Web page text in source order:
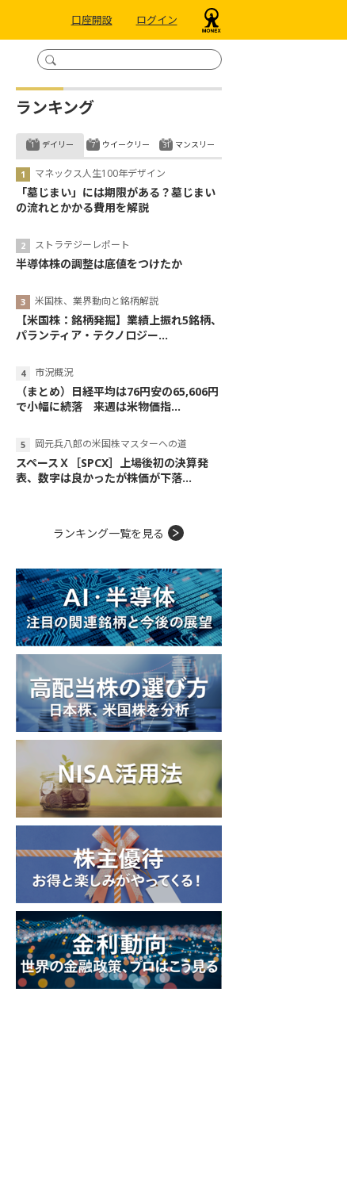
口座開設 ログイン
ランキング
デイリー
マネックス人生100年デザイン
「墓じまい」には期限がある？墓じまい
の流れとかかる費用を解説
ストラテジーレポート
半導体株の調整は底値をつけたか
米国株、業界動向と銘柄解説
【米国株：銘柄発掘】業績上振れ5銘柄、
パランティア・テクノロジー...
市況概況
（まとめ）日経平均は76円安の65,606円
で小幅に続落 来週は米物価指...
岡元兵八郎の米国株マスターへの道
スペースＸ［SPCX］上場後初の決算発
表、数字は良かったが株価が下落...
ウイークリー マンスリー
ランキング一覧を見る